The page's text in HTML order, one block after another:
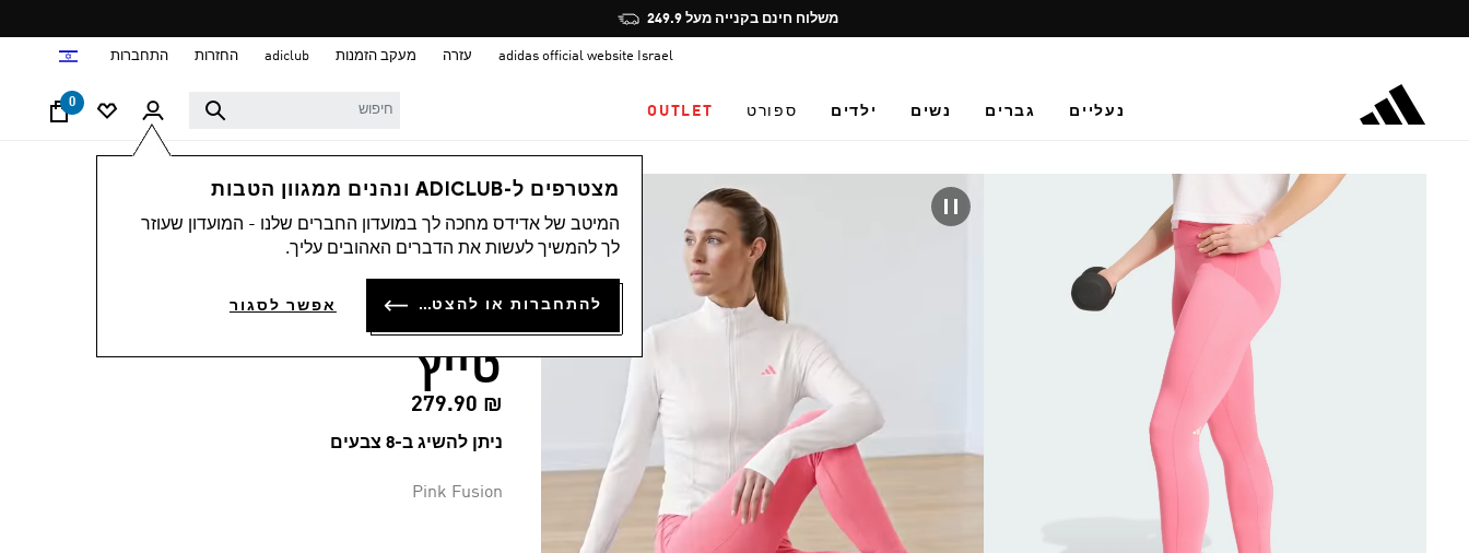
Pause
promotion
משלוח חינם בקנייה מעל 249.9
adidas official website Israel עזרה מעקב הזמנות adiclub החזרות התחברות
נעליים גברים נשים ילדים ספורט OUTLET
0
מצטרפים ל-ADICLUB ונהנים ממגוון הטבות
המיטב של אדידס מחכה לך במועדון החברים שלנו - המועדון שעוזר
לך להמשיך לעשות את הדברים האהובים עליך.
להתחברות או להצטרפות אפשר לסגור
נשים ביגוד
4.6
מתוך
ערך
Read
לאותו
דף.
4.6 (11)
3 STRIPES STUDIO
ALL ME 7/8 X-OVER
טייץ
₪ 279.90
ניתן להשיג ב-8 צבעים
Pink Fusion